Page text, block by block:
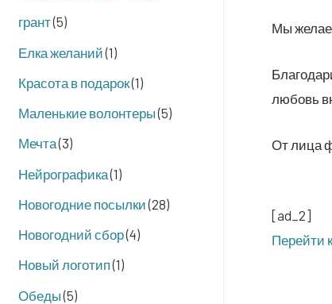
грант(5)
Елка желаний(1)
Красота в подарок(1)
Маленькие волонтеры(5)
Мечта(3)
Нейрографика(1)
Новогодние посылки(28)
Новогодний сбор(4)
Новый логотип(1)
Обеды(5)
Мы
любовь
От лица
[ad_2]
Перей­ти